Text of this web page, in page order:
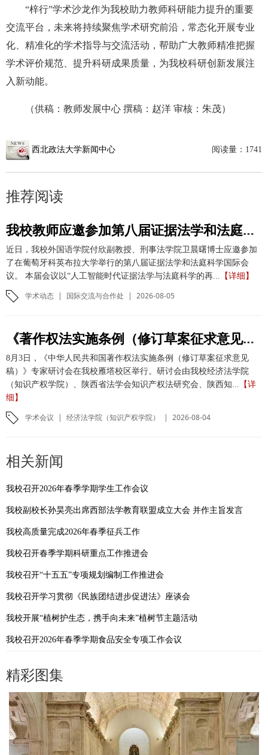
“梓行”学术沙龙作为我校助力教师科研能力提升的重要
交流平台，未来将持续聚焦学术研究前沿，常态化开展专业
化、精准化的学术指导与交流活动，帮助广大教师精准把握
学术评价规范、提升科研成果质量，为我校科研创新发展注
入新动能。
（供稿：教师发展中心 撰稿：赵洋 审核：朱茂）
西北政法大学新闻中心 阅读量： 1741
推荐阅读
我校教师应邀参加第八届证据法学和法庭科学国际会议并作学术报告
近日，我校外国语学院付欣副教授、刑事法学院卫晨曙博士应邀参加
了在葡萄牙科英布拉大学举行的第八届证据法学和法庭科学国际会
议。 本届会议以“人工智能时代证据法学与法庭科学的再... 【详细】
学术动态 | 国际交流与合作处 | 2026-08-05
《著作权法实施条例（修订草案征求意见稿）》专家研讨会在我校举办
8月3日，《中华人民共和国著作权法实施条例（修订草案征求意见
稿）》专家研讨会在我校雁塔校区举行。研讨会由我校经济法学院
（知识产权学院）、陕西省法学会知识产权法研究会、陕西知... 【详
细】
学术会议 | 经济法学院（知识产权学院） | 2026-08-04
相关新闻
我校召开2026年春季学期学生工作会议
我校副校长孙昊亮出席西部法学教育联盟成立大会 并作主旨发言
我校高质量完成2026年春季征兵工作
我校召开春季学期科研重点工作推进会
我校召开“十五五”专项规划编制工作推进会
我校召开学习贯彻《民族团结进步促进法》座谈会
我校开展“植树护生态，携手向未来”植树节主题活动
我校召开2026年春季学期食品安全专项工作会议
精彩图集